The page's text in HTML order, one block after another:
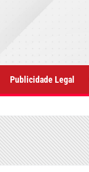
Publicidade Legal